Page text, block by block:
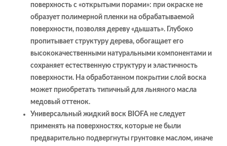
поверхность с «открытыми порами»: при окраске не
образует полимерной пленки на обрабатываемой
поверхности, позволяя дереву «дышать». Глубоко
пропитывает структуру дерева, обогащает его
высококачественными натуральными компонентами и
сохраняет естественную структуру и эластичность
поверхности. На обработанном покрытии слой воска
может приобретать типичный для льняного масла
медовый оттенок.
Универсальный жидкий воск BIOFA не следует
применять на поверхностях, которые не были
предварительно подвергнуты грунтовке маслом, иначе